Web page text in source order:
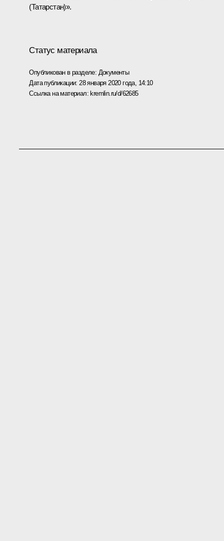
(Татарстан)».
Статус материала
Опубликован в разделе: Документы
Дата публикации: 28 января 2020 года, 14:10
Ссылка на материал: kremlin.ru/d/62685